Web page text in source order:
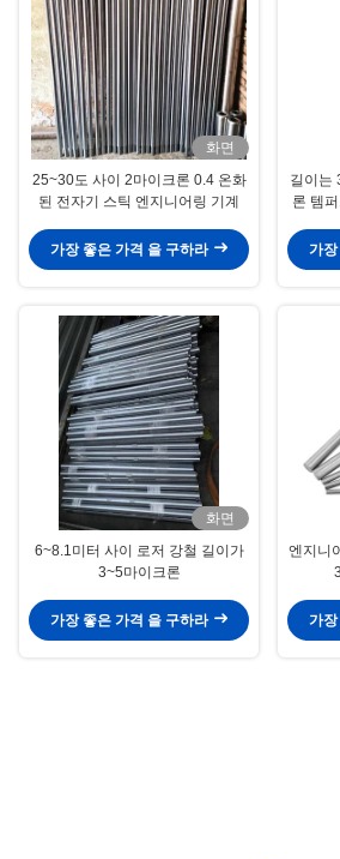
화면
25~30도 사이 2마이크론 0.4 온화
된 전자기 스틱 엔지니어링 기계
가장 좋은 가격 을 구하라
길이는
론 템
가
화면
6~8.1미터 사이 로저 강철 길이가
3~5마이크론
가장 좋은 가격 을 구하라
엔지니
가